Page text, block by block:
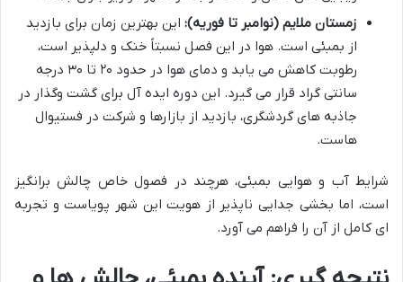
زمستان ملایم (نوامبر تا فوریه): این بهترین زمان برای بازدید
از بمبئی است. هوا در این فصل نسبتاً خنک و دلپذیر است،
رطوبت کاهش می یابد و دمای هوا در حدود ۲۰ تا ۳۰ درجه
سانتی گراد قرار می گیرد. این دوره ایده آل برای گشت وگذار در
جاذبه های گردشگری، بازدید از بازارها و شرکت در فستیوال
هاست.
شرایط آب و هوایی بمبئی، هرچند در فصول خاص چالش برانگیز
است، اما بخشی جدایی ناپذیر از هویت این شهر پویاست و تجربه
ای کامل از آن را فراهم می آورد.